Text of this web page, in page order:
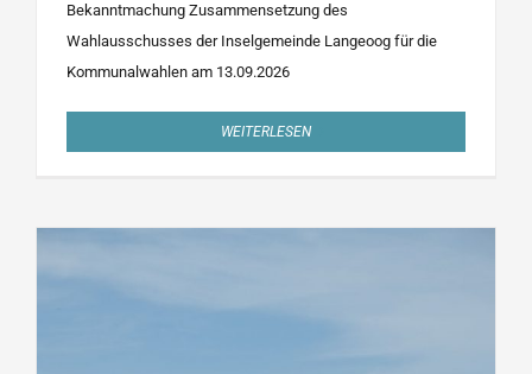
Bekanntmachung Zusammensetzung des
Wahlausschusses der Inselgemeinde Langeoog für die
Kommunalwahlen am 13.09.2026
WEITERLESEN